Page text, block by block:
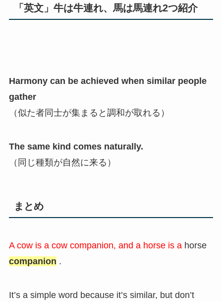
「英文」牛は牛連れ、馬は馬連れ2つ紹介
Harmony can be achieved when similar people
gather
（似た者同士が集まると調和が取れる）
The same kind comes naturally.
（ 同じ種類が自然に来る）
まとめ
A cow is a cow companion, and a horse is ahorse
companion .
It’s a simple word because it’s similar, but don’t